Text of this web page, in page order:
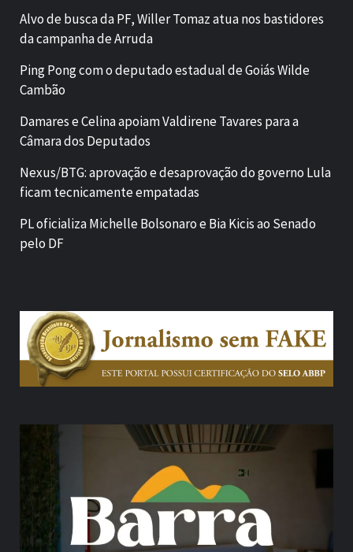
Alvo de busca da PF, Willer Tomaz atua nos bastidores
da campanha de Arruda
Ping Pong com o deputado estadual de Goiás Wilde
Cambão
Damares e Celina apoiam Valdirene Tavares para a
Câmara dos Deputados
Nexus/BTG: aprovação e desaprovação do governo Lula
ficam tecnicamente empatadas
PL oficializa Michelle Bolsonaro e Bia Kicis ao Senado
pelo DF